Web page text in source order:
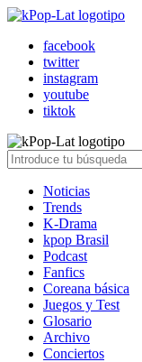
facebook
twitter
instagram
youtube
tiktok
Noticias
Trends
K-Drama
kpop Brasil
Podcast
Fanfics
Coreana básica
Juegos y Test
Glosario
Archivo
Conciertos